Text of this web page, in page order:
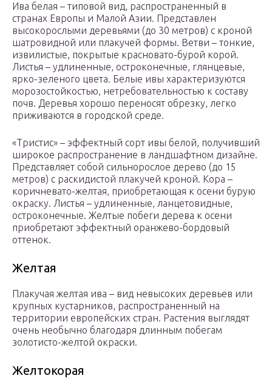
Ива белая – типовой вид, распространенный в
странах Европы и Малой Азии. Представлен
высокорослыми деревьями (до 30 метров) с кроной
шатровидной или плакучей формы. Ветви – тонкие,
извилистые, покрытые красновато-бурой корой.
Листья – удлиненные, остроконечные, глянцевые,
ярко-зеленого цвета. Белые ивы характеризуются
морозостойкостью, нетребовательностью к составу
почв. Деревья хорошо переносят обрезку, легко
приживаются в городской среде.
«Тристис» – эффектный сорт ивы белой, получивший
широкое распространение в ландшафтном дизайне.
Представляет собой сильнорослое дерево (до 15
метров) с раскидистой плакучей кроной. Кора –
коричневато-желтая, приобретающая к осени бурую
окраску. Листья – удлиненные, ланцетовидные,
остроконечные. Желтые побеги дерева к осени
приобретают эффектный оранжево-бордовый
оттенок.
Желтая
Плакучая желтая ива – вид невысоких деревьев или
крупных кустарников, распространенный на
территории европейских стран. Растения выглядят
очень необычно благодаря длинным побегам
золотисто-желтой окраски.
Желтокорая